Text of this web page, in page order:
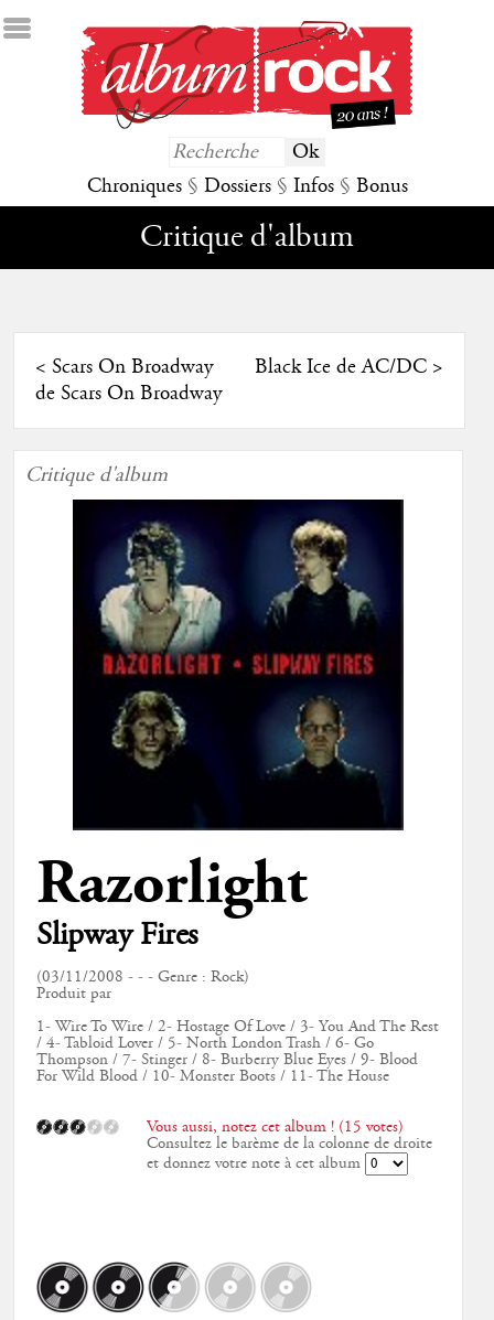
Chroniques § Dossiers § Infos § Bonus
Critique d'album
< Scars On Broadway
de Scars On Broadway
Black Ice de AC/DC>
Critique d'album
Razorlight
Slipway Fires
(03/11/2008 - - - Genre : Rock)
Produit par
1- Wire To Wire / 2- Hostage Of Love / 3- You And The Rest
/ 4- Tabloid Lover / 5- North London Trash / 6- Go
Thompson / 7- Stinger / 8- Burberry Blue Eyes / 9- Blood
For Wild Blood / 10- Monster Boots / 11- The House
Vous aussi, notez cet album ! (15 votes)
Consultez le barème de la colonne de droite
et donnez votre note à cet album